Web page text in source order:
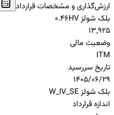
ارزش‌گذاری و مشخصات قرارداد
بلک شولز HV
0.46
13,925
وضعیت مالی
ITM
تاریخ سررسید
1405/06/29
بلک شولز W_IV_SE
اندازه قرارداد